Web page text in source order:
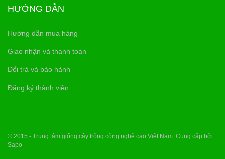
HƯỚNG DẪN
Hướng dẫn mua hàng
Giao nhận và thanh toán
Đổi trả và bảo hành
Đăng ký thành viên
© 2015 - Trung tâm giống cây trồng công nghệ cao Việt Nam. Cung cấp bởi
Sapo